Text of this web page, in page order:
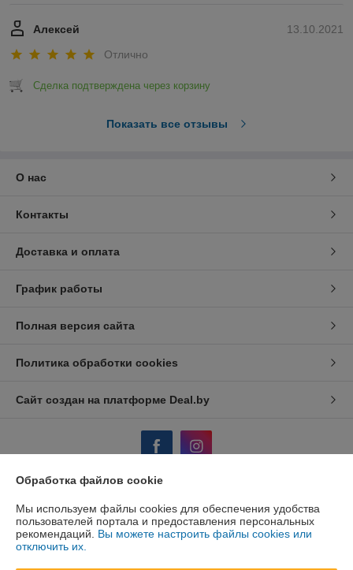
13.10.2021
Алексей
Отлично
Сделка подтверждена через корзину
Показать все отзывы
О нас
Контакты
Доставка и оплата
График работы
Полная версия сайта
Политика обработки cookies
Сайт создан на платформе Deal.by
Информация для покупателя
Юридическое лицо: ООО "АйронТрейдПлюс"
220075 Республика Беларусь, г. Минск, ул.Селицкого 17 каб 207
Обработка файлов cookie
Мы используем файлы cookies для обеспечения удобства
пользователей портала и предоставления персональных
рекомендаций. Вы можете настроить файлы cookies или
отключить их.